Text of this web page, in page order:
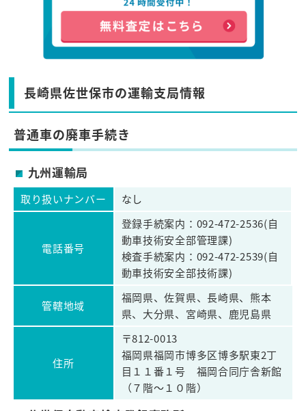
長崎県佐世保市の運輸支局情報
普通車の廃車手続き
九州運輸局
取り扱いナンバー なし
電話番号
登録手続案内：092-472-2536(自
動車技術安全部管理課)
検査手続案内：092-472-2539(自
動車技術安全部技術課)
管轄地域
福岡県、佐賀県、長崎県、熊本
県、大分県、宮崎県、鹿児島県
住所
〒812-0013
福岡県福岡市博多区博多駅東2丁
目１１番１号 福岡合同庁舎新館
（７階～１０階）